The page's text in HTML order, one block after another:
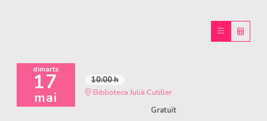
dimarts
17
mai
10:00 h
Biblioteca Julià Cutiller
Gratuït